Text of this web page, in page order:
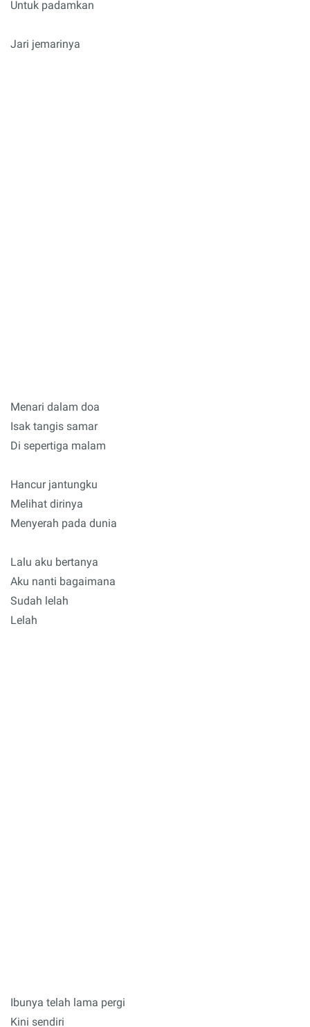
Untuk padamkan
Jari jemarinya
Menari dalam doa
Isak tangis samar
Di sepertiga malam
Hancur jantungku
Melihat dirinya
Menyerah pada dunia
Lalu aku bertanya
Aku nanti bagaimana
Sudah lelah
Lelah
Ibunya telah lama pergi
Kini sendiri